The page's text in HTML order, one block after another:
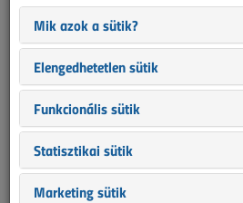
VL előfizetés
Mik azok a sütik?
Elengedhetetlen sütik
Funkcionális sütik
Statisztikai sütik
Marketing sütik